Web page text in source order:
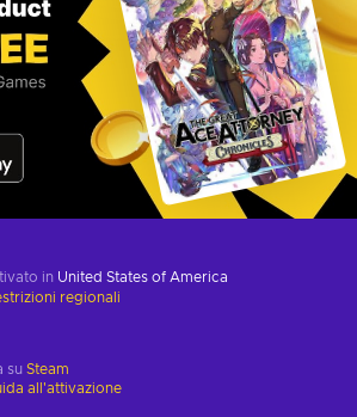
in United States of America
regionali
su Steam
all'attivazione